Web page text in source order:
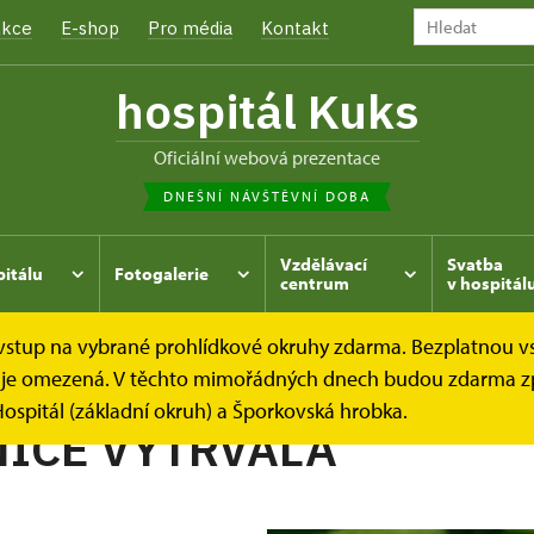
E-shop Pro média Kontakt
hospitál Kuks
oficiální webová prezentace
DNEŠNÍ NÁVŠTĚVNÍ DOBA
Fotogalerie
Vzdělávací
centrum
Svatba
v
na vybrané prohlídkové okruhy zdarma. Bezplatnou
omezená. V těchto mimořádných dnech budou zdarma
(základní okruh) a Šporkovská hrobka.
Kukský herbář - aneb co u nás roste...
VYTRVALÁ